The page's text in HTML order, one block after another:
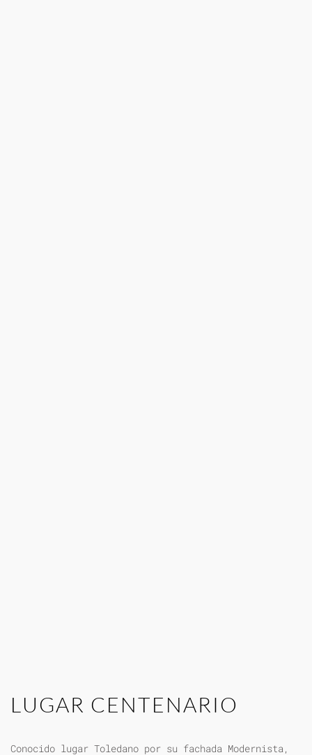
LUGAR CENTENARIO
Conocido lugar Toledano por su fachada Modernista,